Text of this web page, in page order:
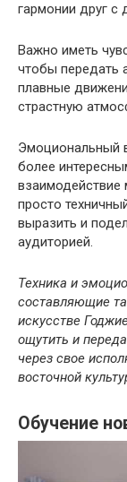
гармонии друг с
Важно иметь
чтобы передать
плавные
страстную
Эмоциональный
более
взаимодействие
просто
выразить и
аудиторией.
Техника и
составляющие
искусстве
ощутить и
через свое
восточной
Обучение